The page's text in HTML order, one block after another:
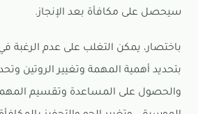
سيحصل على مكافأة بعد الإنجاز.
باختصار، يمكن التغلب على عدم الرغبة
بتحديد أهمية المهمة وتغيير الروتين
والحصول على المساعدة وتقسيم